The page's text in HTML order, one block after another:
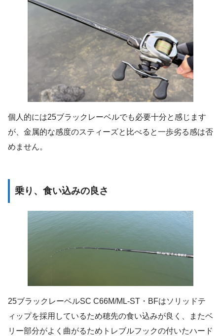
個人的には25ブラックレーベルでも必要十分と感じます
が、金属的な感度のスティーズと比べると一歩劣る感は否
めません。
乗り、食い込みの良さ
25ブラックレーベルSC C66M/ML-ST・BFはソリッドテ
ィップを採用しているため穂先の食い込みが良く、またベ
リー部分がよく曲がるためトレブルフックの付いたハード